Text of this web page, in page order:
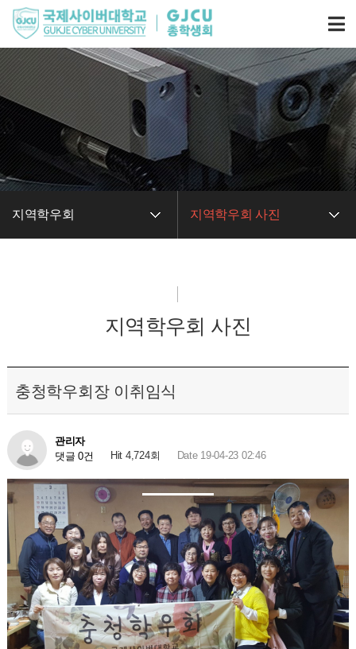
지역학우회 지역학우회 사진
지역학우회
지역학우회 사진
충청학우회장 이취임식
관리자
댓글 0건
Hit 4,724회 Date 19-04-23 02:46